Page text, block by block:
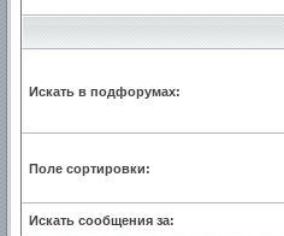
Искать в подфорумах:
Поле сортировки:
Искать сообщения за: